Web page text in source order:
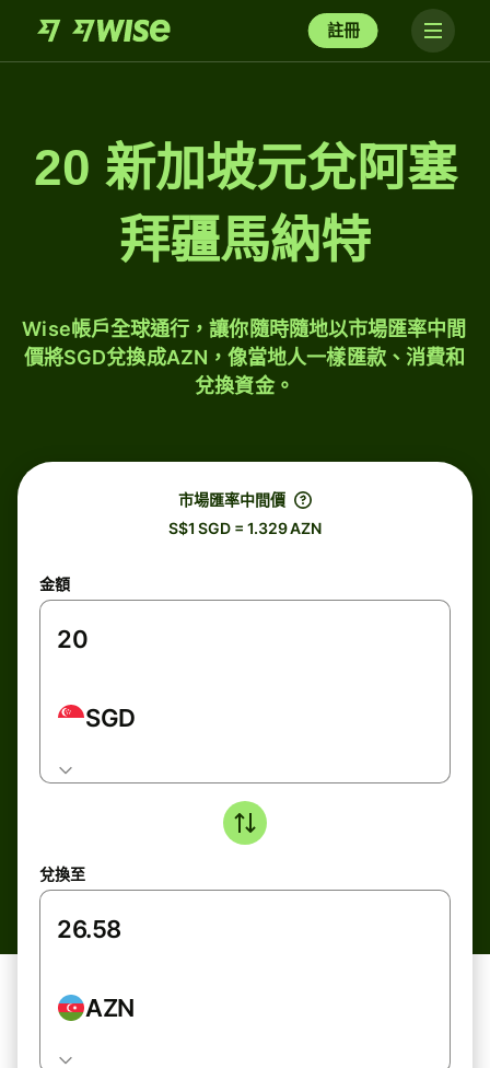
註冊
20 新加坡元兌阿塞
拜疆馬納特
Wise帳戶全球通行，讓你隨時隨地以市場匯率中間
價將SGD兌換成AZN，像當地人一樣匯款、消費和
兌換資金。
市場匯率中間價
S$1 SGD = 1.329 AZN
金額
SGD
兌換至
AZN